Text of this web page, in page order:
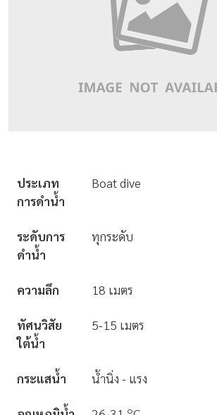
ประเภท
การดำน้ำ
Boat dive
ระดับการ
ดำน้ำ
ทุกระดับ
ความลึก 18 เมตร
ทัศนวิสัย
ใต้น้ำ
5-15 เมตร
กระแสน้ำ น้ำนิ่ง - แรง
๐